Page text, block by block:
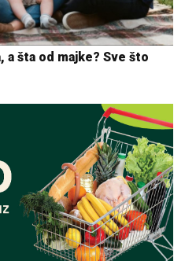
šta od majke? Sve što